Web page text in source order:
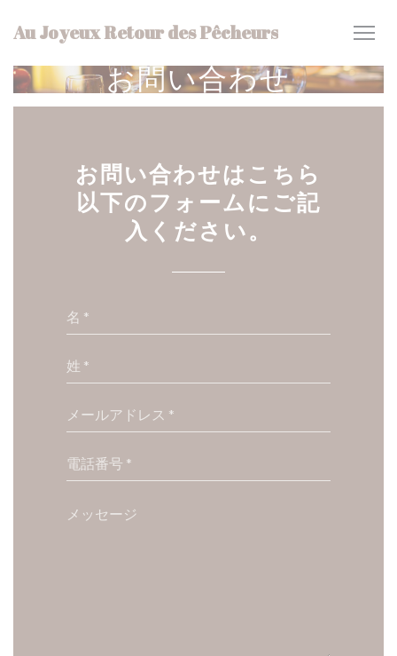
Au Joyeux Retour des Pêcheurs
お問い合わせ
お問い合わせはこちら
以下のフォームにご記
入ください。